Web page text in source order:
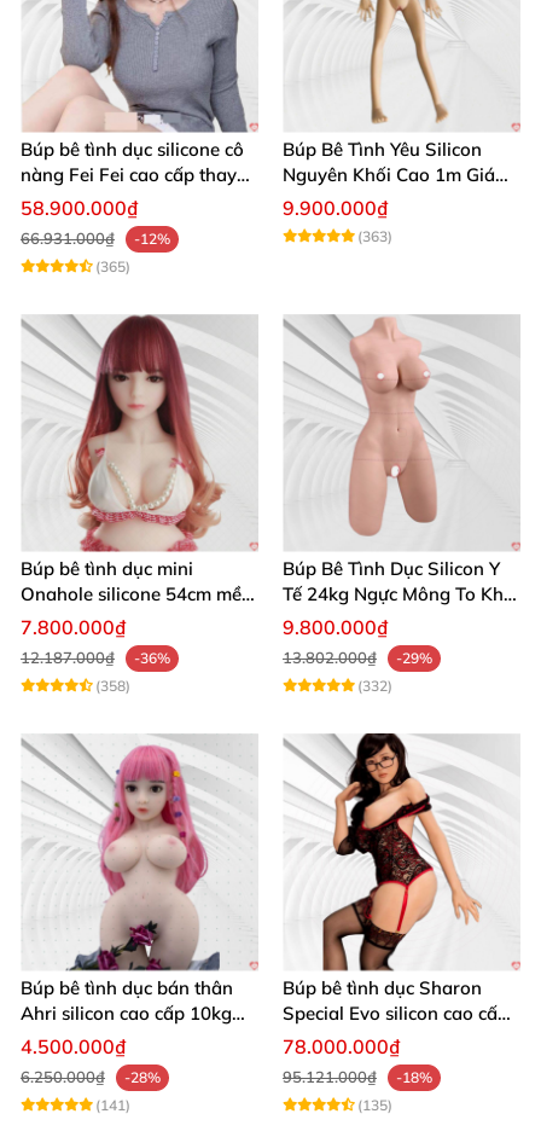
Búp bê tình dục silicone cô
nàng Fei Fei cao cấp thay
thế bạn tình cực chân thật
58.900.000₫
66.931.000₫
-12%
(365)
Búp Bê Tình Yêu Silicon
Nguyên Khối Cao 1m Giá
Rẻ Xinh Đẹp
9.900.000₫
(363)
Búp bê tình dục mini
Onahole silicone 54cm mềm
mại giá rẻ dễ di chuyển
7.800.000₫
12.187.000₫
-36%
(358)
Búp Bê Tình Dục Silicon Y
Tế 24kg Ngực Mông To Khít
Chặt
9.800.000₫
13.802.000₫
-29%
(332)
Búp bê tình dục bán thân
Ahri silicon cao cấp 10kg
chân thật giá rẻ hấp dẫn
4.500.000₫
6.250.000₫
-28%
(141)
Búp bê tình dục Sharon
Special Evo silicon cao cấp
nhập Mỹ chính hãng
78.000.000₫
95.121.000₫
-18%
(135)